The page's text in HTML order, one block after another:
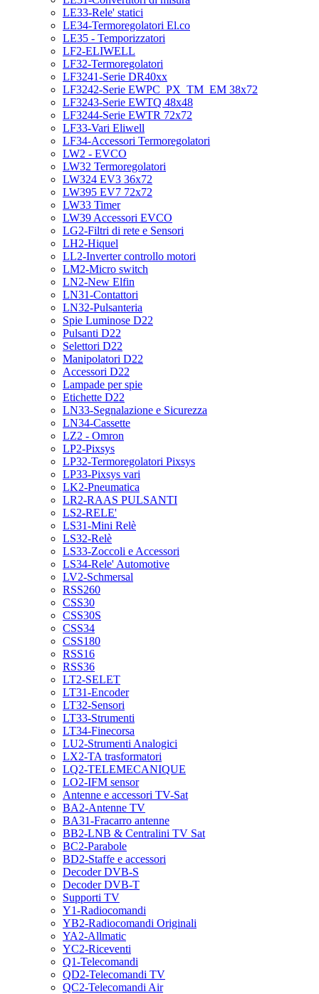
LE33-Rele' statici
LE34-Termoregolatori El.co
LE35 - Temporizzatori
LF2-ELIWELL
LF32-Termoregolatori
LF3241-Serie DR40xx
LF3242-Serie EWPC_PX_TM_EM 38x72
LF3243-Serie EWTQ 48x48
LF3244-Serie EWTR 72x72
LF33-Vari Eliwell
LF34-Accessori Termoregolatori
LW2 - EVCO
LW32 Termoregolatori
LW324 EV3 36x72
LW395 EV7 72x72
LW33 Timer
LW39 Accessori EVCO
LG2-Filtri di rete e Sensori
LH2-Hiquel
LL2-Inverter controllo motori
LM2-Micro switch
LN2-New Elfin
LN31-Contattori
LN32-Pulsanteria
Spie Luminose D22
Pulsanti D22
Selettori D22
Manipolatori D22
Accessori D22
Lampade per spie
Etichette D22
LN33-Segnalazione e Sicurezza
LN34-Cassette
LZ2 - Omron
LP2-Pixsys
LP32-Termoregolatori Pixsys
LP33-Pixsys vari
LK2-Pneumatica
LR2-RAAS PULSANTI
LS2-RELE'
LS31-Mini Relè
LS32-Relè
LS33-Zoccoli e Accessori
LS34-Rele' Automotive
LV2-Schmersal
RSS260
CSS30
CSS30S
CSS34
CSS180
RSS16
RSS36
LT2-SELET
LT31-Encoder
LT32-Sensori
LT33-Strumenti
LT34-Finecorsa
LU2-Strumenti Analogici
LX2-TA trasformatori
LQ2-TELEMECANIQUE
LO2-IFM sensor
Antenne e accessori TV-Sat
BA2-Antenne TV
BA31-Fracarro antenne
BB2-LNB & Centralini TV Sat
BC2-Parabole
BD2-Staffe e accessori
Decoder DVB-S
Decoder DVB-T
Supporti TV
Y1-Radiocomandi
YB2-Radiocomandi Originali
YA2-Allmatic
YC2-Riceventi
Q1-Telecomandi
QD2-Telecomandi TV
QC2-Telecomandi Air